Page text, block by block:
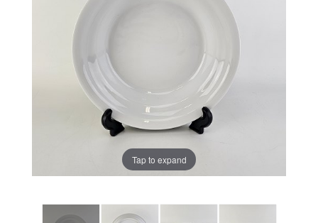
Tap to expand